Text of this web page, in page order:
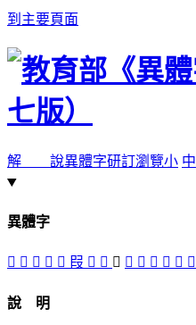
到主要頁面
解 說異體字研訂瀏覽小 中
異體字
𠖊 󳁒 󳁐 𠩻 󳁓 叚 󳁖 󳁔 󰌡 󳁎 󳁕 󳁏 󳁑 󳁛 󳁝
說 明